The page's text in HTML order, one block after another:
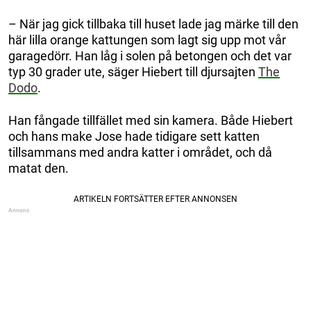
– När jag gick tillbaka till huset lade jag märke till den
här lilla orange kattungen som lagt sig upp mot vår
garagedörr. Han låg i solen på betongen och det var
typ 30 grader ute, säger Hiebert till djursajten The
Dodo.
Han fångade tillfället med sin kamera. Både Hiebert
och hans make Jose hade tidigare sett katten
tillsammans med andra katter i området, och då
matat den.